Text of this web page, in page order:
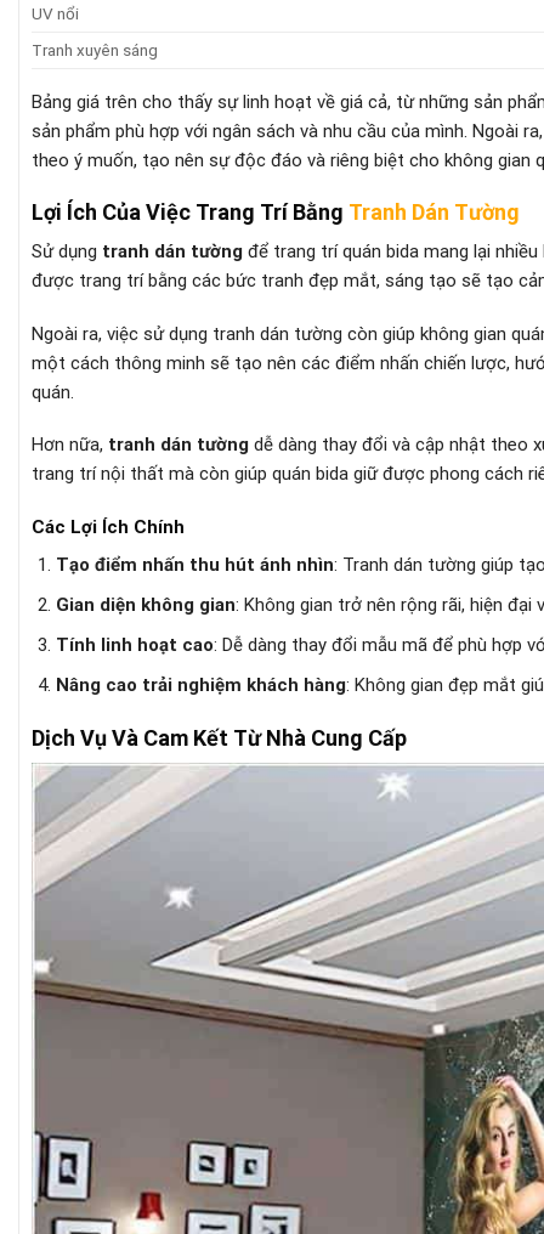
UV nổi
Tranh xuyên sáng
Bảng giá trên cho thấy sự linh hoạt về giá cả, từ những sản
sản phẩm phù hợp với ngân sách và nhu cầu của mình. Ngoài
theo ý muốn, tạo nên sự độc đáo và riêng biệt cho không gian
Lợi Ích Của Việc Trang Trí Bằng Tranh Dán Tường
Sử dụng tranh dán tường để trang trí quán bida mang lại
được trang trí bằng các bức tranh đẹp mắt, sáng tạo sẽ tạo
Ngoài ra, việc sử dụng tranh dán tường còn giúp không gian
một cách thông minh sẽ tạo nên các điểm nhấn chiến lược,
quán.
Hơn nữa, tranh dán tường dễ dàng thay đổi và cập nhật theo
trang trí nội thất mà còn giúp quán bida giữ được phong cách
Các Lợi Ích Chính
Tạo điểm nhấn thu hút ánh nhìn: Tranh dán tường giúp
Gian diện không gian: Không gian trở nên rộng rãi, hiện đại
Tính linh hoạt cao: Dễ dàng thay đổi mẫu mã để phù hợp
Nâng cao trải nghiệm khách hàng: Không gian đẹp mắt
Dịch Vụ Và Cam Kết Từ Nhà Cung Cấp